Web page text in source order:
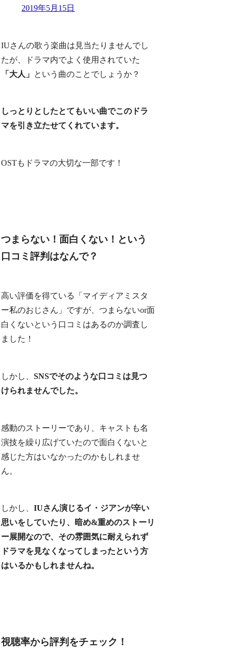
2019年5月15日
IUさんの歌う楽曲は見当たりませんでし
たが、ドラマ内でよく使用されていた
「大人」 という曲のことでしょうか？
しっとりとしたとてもいい曲でこのドラ
マを引き立たせてくれています。
OSTもドラマの大切な一部です！
つまらない！面白くない！という
口コミ評判はなんで？
高い評価を得ている「マイディアミスタ
ー私のおじさん」ですが、つまらないor面
白くないという口コミはあるのか調査し
ました！
しかし、SNSでそのような口コミは見つ
けられませんでした。
感動のストーリーであり、キャストも名
演技を繰り広げていたので面白くないと
感じた方はいなかったのかもしれませ
ん。
しかし、IUさん演じるイ・ジアンが辛い
思いをしていたり、暗め&重めのストーリ
ー展開なので、その雰囲気に耐えられず
ドラマを見なくなってしまったという方
はいるかもしれませんね。
視聴率から評判をチェック！